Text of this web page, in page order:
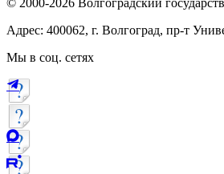
© 2000-2026 Волгоградский
Адрес: 400062, г. Волгоград, пр-т
Мы в соц. сетях